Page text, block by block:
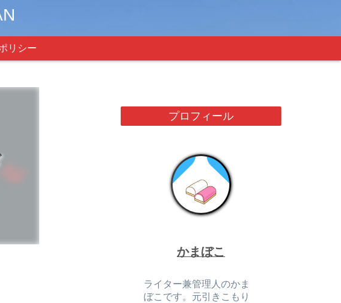
リシー
プロフィール
かまぼこ
ライター兼管理人のかま
ぼこです。元引きこもり